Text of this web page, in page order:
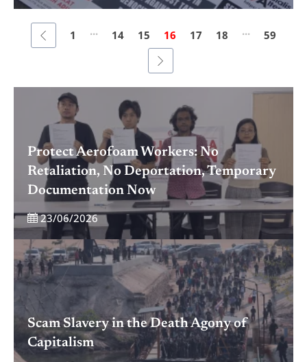
1 ... 14 15 16 17 18 ... 59
Protect Aerofoam Workers: No
Retaliation, No Deportation, Temporary
Documentation Now
23/06/2026
Scam Slavery in the Death Agony of
Capitalism